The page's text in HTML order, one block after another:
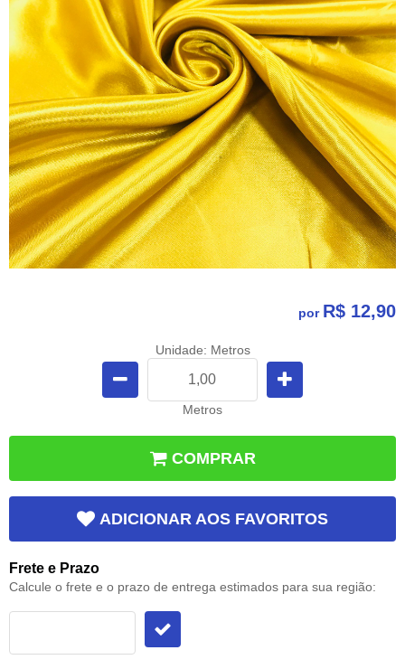
por R$ 12,90
Unidade: Metros
Metros
COMPRAR
ADICIONAR AOS FAVORITOS
Frete e Prazo
Calcule o frete e o prazo de entrega estimados para sua região: